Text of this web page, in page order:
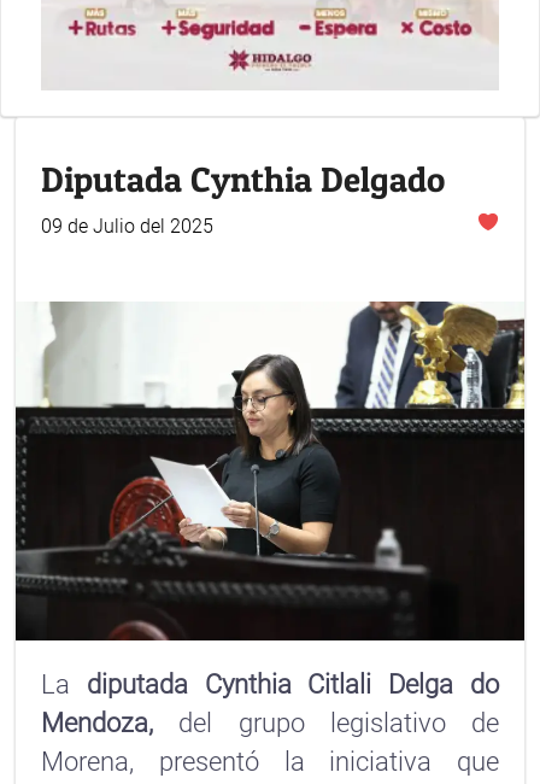
Diputada Cynthia Delgado
09 de Julio del 2025
La diputada Cynthia Citlali Delga do
Mendoza, del grupo legislativo de
Morena, presentó la iniciativa que